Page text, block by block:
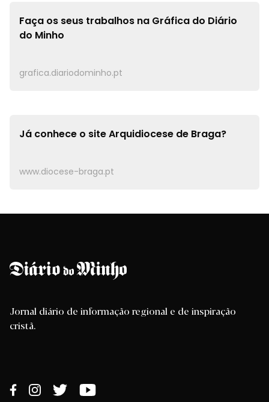
Faça os seus trabalhos na Gráfica do Diário
do Minho
grafica.diariodominho.pt
Já conhece o siteArquidiocese de Braga?
www.diocese-braga.pt
Jornal diário de informação regional e de inspiração
cristã.